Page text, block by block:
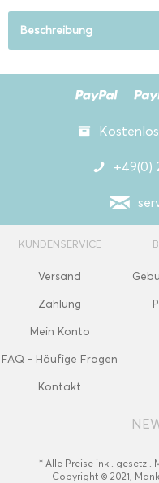
Beschreibung
+49(0)
KUNDENSERVICE
Versand
Zahlung
Mein Konto
FAQ - Häufige Fragen
Kontakt
* Alle Preise inkl. gesetzl.
Copyright © 2021,